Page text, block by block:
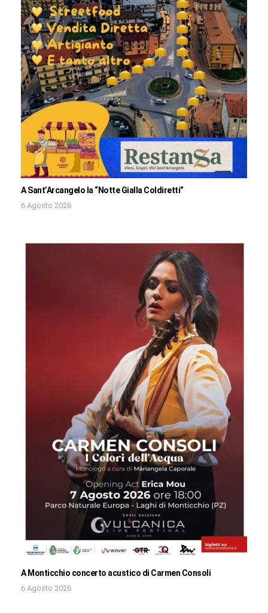
A Sant’Arcangelo la “Notte Gialla Coldiretti”
6 Agosto 2026
A Monticchio concerto acustico di Carmen Consoli
6 Agosto 2026